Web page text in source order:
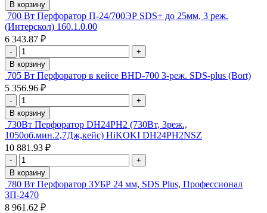
В корзину
700 Вт Перфоратор П-24/700ЭР SDS+ до 25мм, 3 реж.
(Интерскол) 160.1.0.00
6 343.87 ₽
-
+
В корзину
705 Вт Перфоратор в кейсе BHD-700 3-реж. SDS-plus (Bort)
5 356.96 ₽
-
+
В корзину
730Вт Перфоратор DH24PH2 (730Вт, 3реж.,
1050об.мин.2,7Дж,кейс) HiKOKI DH24PH2NSZ
10 881.93 ₽
-
+
В корзину
780 Вт Перфоратор ЗУБР 24 мм, SDS Plus, Профессионал
ЗП-2470
8 961.62 ₽